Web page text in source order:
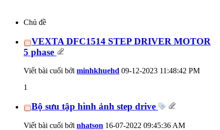
Chủ đề
VEXTA DFC1514 STEP DRIVER MOTOR
5 phase
Viết bài cuối bởi minhkhuehd 09-12-2023 11:48:42 PM
1
Bộ sưu tập hình ảnh step drive
Viết bài cuối bởi nhatson 16-07-2022 09:45:36 AM